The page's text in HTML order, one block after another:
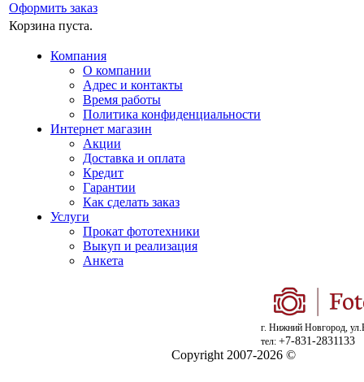
Оформить заказ
Корзина пуста.
Компания
О компании
Адрес и контакты
Время работы
Политика конфиденциальности
Интернет магазин
Акции
Доставка и оплата
Кредит
Гарантии
Как сделать заказ
Услуги
Прокат фототехники
Выкуп и реализация
Анкета
г. Нижний Новгород,
тел: +7-831-2831133
Copyright 2007-2026 ©